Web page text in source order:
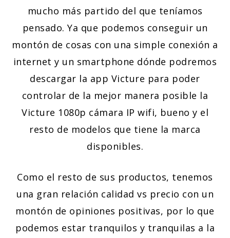
mucho más partido del que teníamos
pensado. Ya que podemos conseguir un
montón de cosas con una simple conexión a
internet y un smartphone dónde podremos
descargar la app Victure para poder
controlar de la mejor manera posible la
Victure 1080p cámara IP wifi, bueno y el
resto de modelos que tiene la marca
disponibles.
Como el resto de sus productos, tenemos
una gran relación calidad vs precio con un
montón de opiniones positivas, por lo que
podemos estar tranquilos y tranquilas a la